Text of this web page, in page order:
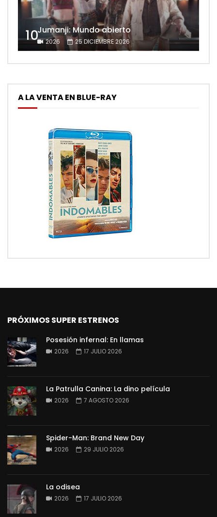
10Jumanji: Mundo abierto
2026 25 DICIEMBRE 2026
A LA VENTA EN BLUE-RAY
PRÓXIMOS SUPER ESTRENOS
Posesión infernal: En llamas
2026 17 JULIO 2026
La Patrulla Canina: La dino película
2026 7 AGOSTO 2026
Spider-Man: Brand New Day
2026 29 JULIO 2026
La odisea
2026 17 JULIO 2026